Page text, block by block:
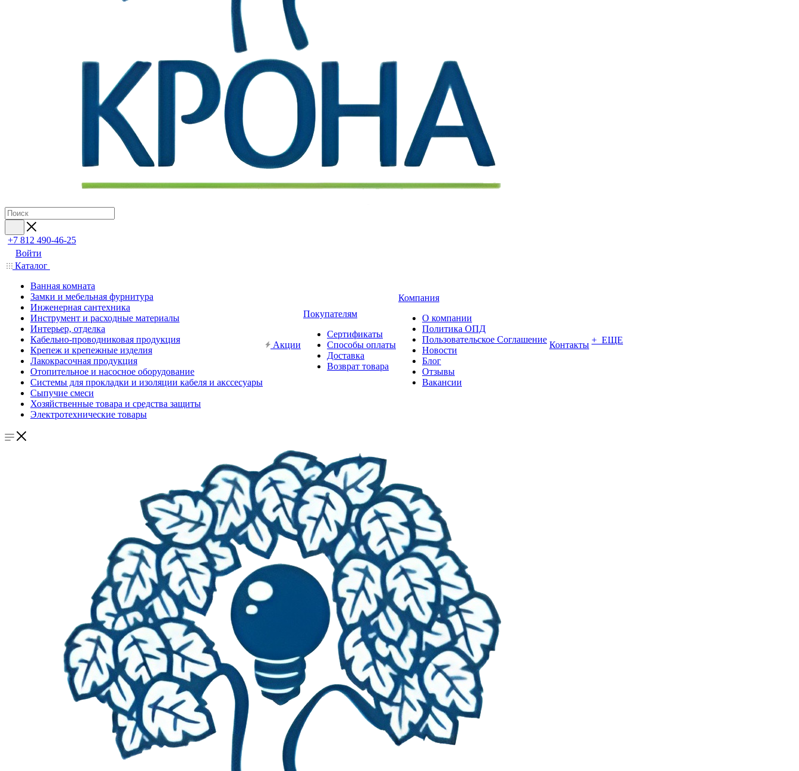
+7 812 490-46-25
Войти
Каталог
Ванная комната
Замки и мебельная фурнитура
Инженерная сантехника
Инструмент и расходные материалы
Интерьер, отделка
Кабельно-проводниковая продукция
Крепеж и крепежные изделия
Лакокрасочная продукция
Отопительное и насосное оборудование
Системы для прокладки и изоляции кабеля и акссесуары
Сыпучие смеси
Хозяйственные товара и средства защиты
Электротехнические товары
Акции
Покупателям
Сертификаты
Способы оплаты
Доставка
Возврат товара
Компания
О компании
Политика ОПД
Пользовательское Соглашение
Новости
Блог
Отзывы
Вакансии
Контакты + ЕЩЕ